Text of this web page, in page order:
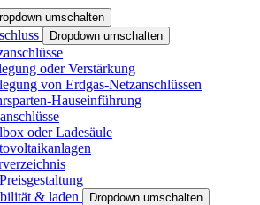
umschalten
Dropdown umschalten
oder Verstärkung
von Erdgas-Netzanschlüssen
Hauseinführung
oder Ladesäule
& laden
Dropdown umschalten